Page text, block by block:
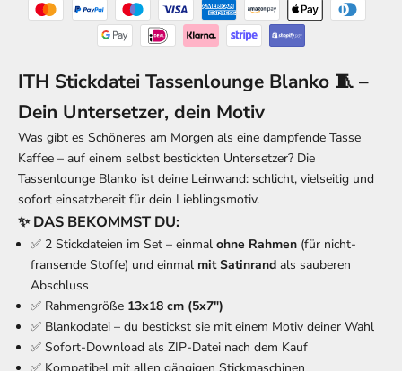
ITH Stickdatei Tassenlounge Blanko 🧵 –
Dein Untersetzer, dein Motiv
Was gibt es Schöneres am Morgen als eine dampfende Tasse
Kaffee – auf einem selbst bestickten Untersetzer? Die
Tassenlounge Blanko ist deine Leinwand: schlicht, vielseitig und
sofort einsatzbereit für dein Lieblingsmotiv.
✨ DAS BEKOMMST DU:
✅ 2 Stickdateien im Set – einmal ohne Rahmen (für nicht-
fransende Stoffe) und einmal mit Satinrand als sauberen
Abschluss
✅ Rahmengröße 13x18 cm (5x7")
✅ Blankodatei – du bestickst sie mit einem Motiv deiner Wahl
✅ Sofort-Download als ZIP-Datei nach dem Kauf
✅ Kompatibel mit allen gängigen Stickmaschinen